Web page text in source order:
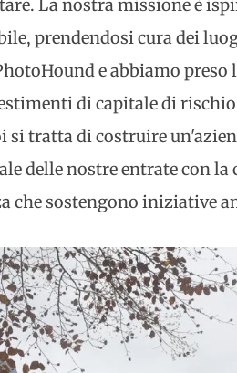
La nostra missione è
prendendosi cura dei
e abbiamo preso
di capitale di
si tratta di costruire
delle nostre entrate con
che sostengono iniziative